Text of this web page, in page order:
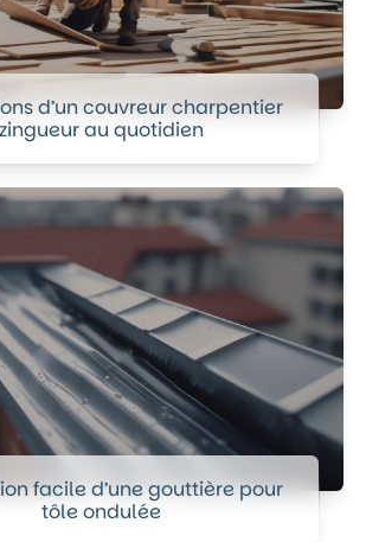
d’un couvreur charpentier
zingueur au quotidien
facile d’une gouttière pour
tôle ondulée